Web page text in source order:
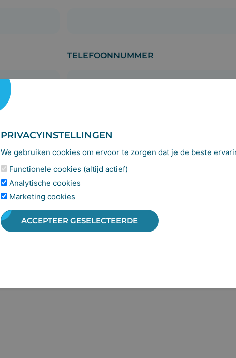
TELEFOONNUMMER
PRIVACYINSTELLINGEN
We gebruiken cookies om ervoor te zorgen dat je de beste
Functionele cookies (altijd actief)
Analytische cookies
Marketing cookies
ACCEPTEER GESELECTEERDE